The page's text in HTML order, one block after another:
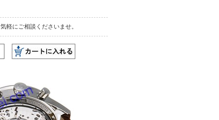
軽にご相談くださいませ。